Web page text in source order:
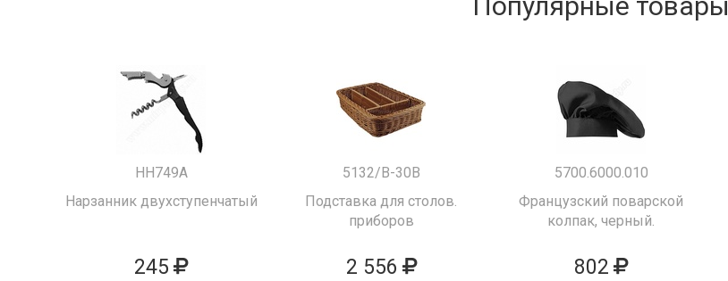
HH749A
Нарзанник двухступенчатый
245
5132/B-30B
Подставка для столов.
приборов
2 556
5700.6000.010
Французский поварской
колпак, черный.
802